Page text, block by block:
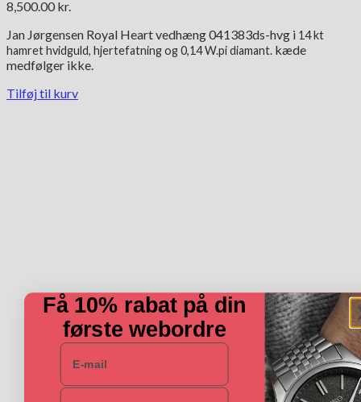
8,500.00 kr.
Jan Jørgensen Royal Heart vedhæng 041383ds-hvg i 14 kt
hamret hvidguld, hjertefatning og 0,14 W.pi diamant. kæde
medfølger ikke.
Tilføj til kurv
Få 10% rabat på din
første webordre
E-mail
Navn